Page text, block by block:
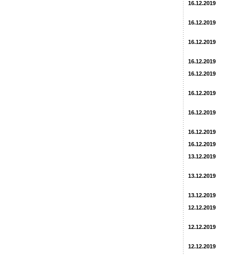
16.12.2019
16.12.2019
16.12.2019
16.12.2019
16.12.2019
16.12.2019
16.12.2019
16.12.2019
16.12.2019
13.12.2019
13.12.2019
13.12.2019
12.12.2019
12.12.2019
12.12.2019